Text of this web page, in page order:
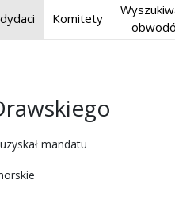
Komitety
2024 r.
mandatu